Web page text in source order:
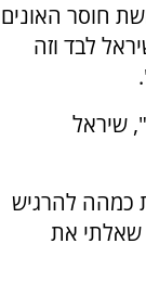
חוסר האונים
לבד וזה
שיראל
כמהה להרגיש
שאלתי את